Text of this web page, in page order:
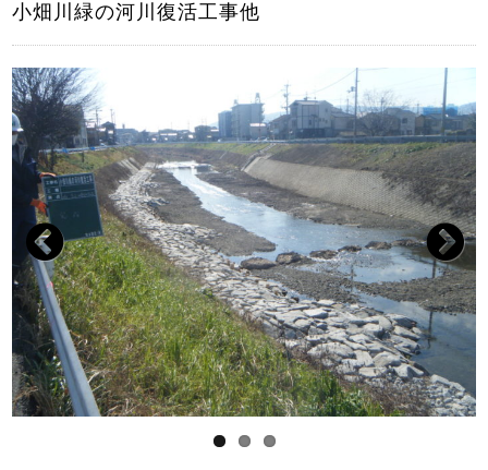
小畑川緑の河川復活工事他
Previous Next